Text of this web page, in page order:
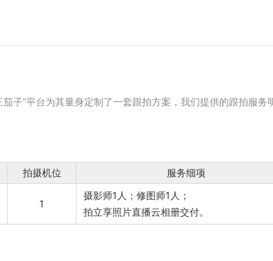
子”平台为其量身定制了一套跟拍方案，我们提供的跟拍服务
拍摄机位 服务细项
1
摄影师1人；修图师1人；
拍立享照片直播云相册交付。